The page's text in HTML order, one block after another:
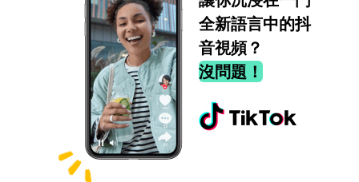
全新語言中的抖
音視頻？
沒問題！